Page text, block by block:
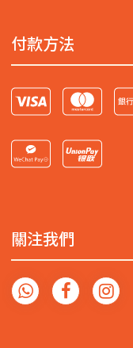
付款方法
關注我們